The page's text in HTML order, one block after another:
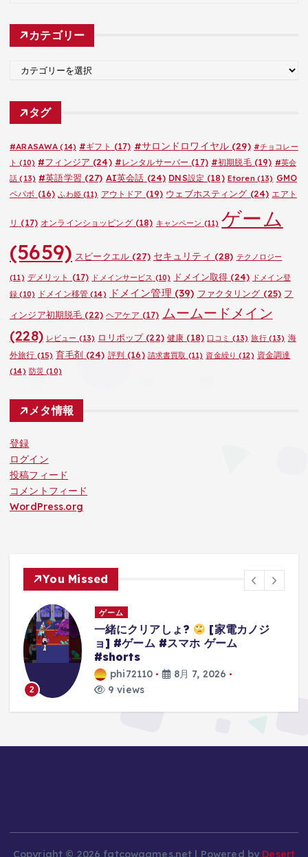
カ
カテゴリー
ゴ
タグ
#ARASAWA (14) #ギフト (17) #サロンドロワイヤル(29) #チョコレー
ト (10) #フィンジア (24) #レンタルサーバー (17) #初期脱毛(19) #英会
話 (13) #英語学習 (27) AI英会話 (24) DNS設定 (18) Etoren(13) GMO
ペパボ (16) ふわ姫(11) アウトドア (19) ウェブホスティング (24) エアト
リ (17) オンラインショッピング(18) キャンペーン (11) ゲーム
(5659) スピークエル(27) セキュリティ (28) テクノロジー
(11) デメリット (17) ドメインサービス (10) ドメイン取得 (24) ドメイン登
録 (10) ドメイン移管(14) ドメイン管理 (39) ファクタリング (25) フ
ィンジア初期脱毛 (22) ヘアケア (17) ムームードメイン
(228) レビュー (13) ロリポップ(22) 健康 (18) 口コミ (13) 旅行(13) 海
外旅行 (15) 育毛剤(24) 評判 (16) 請求書買取 (11) 資金繰り (12) 資金調達
(14) 防災 (10)
メタ情報
登録
ログイン
投稿フィード
コメントフィード
WordPress.org
You Missed
3
ゲーム
3Dアクションゲームの礎を作り上げ
たレジェンドゲーム#ゲーム #ゲーム
の思い出 #64 #スーパーマリオ64
phi72110
8月 7, 2026
10 views
Copyright © 2026 fatcowgames.net | Powered by Desert